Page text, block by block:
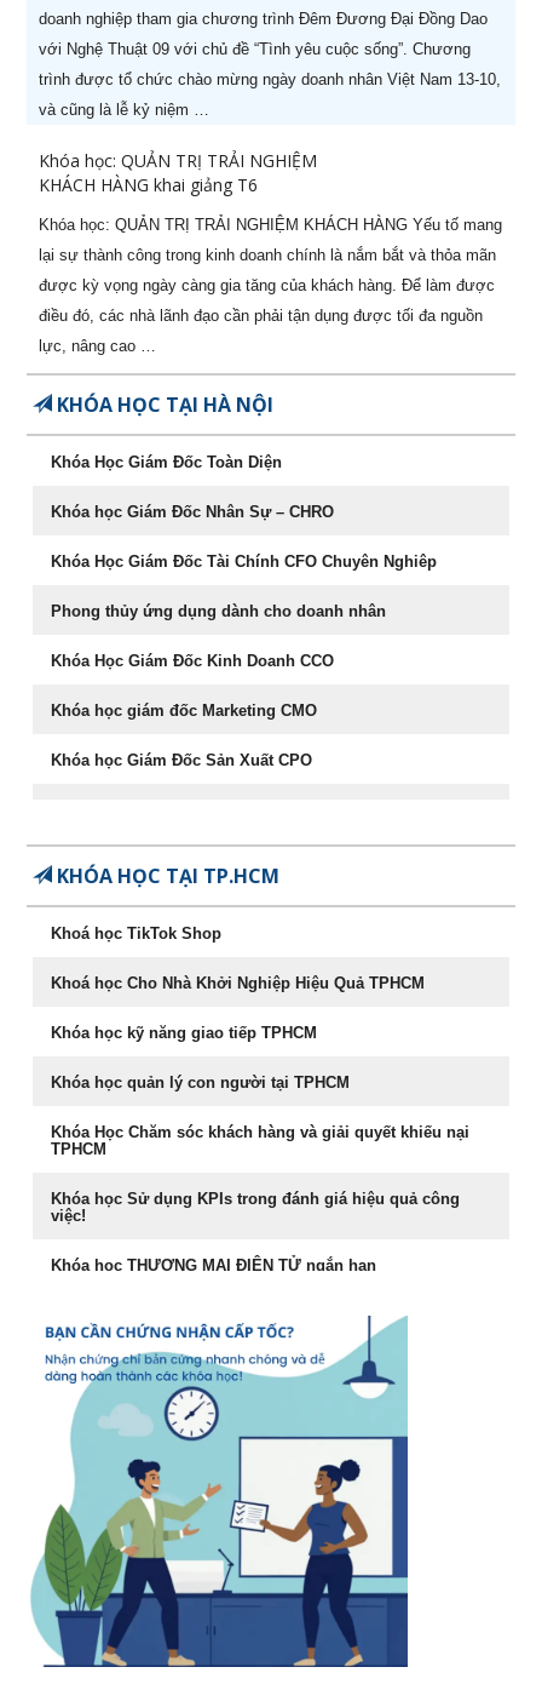
doanh nghiệp tham gia chương trình Đêm Đương Đại Đồng Dao
với Nghệ Thuật 09 với chủ đề “Tình yêu cuộc sống”. Chương
trình được tổ chức chào mừng ngày doanh nhân Việt Nam 13-10,
và cũng là lễ kỷ niệm …
Khóa học: QUẢN TRỊ TRẢI NGHIỆM
KHÁCH HÀNG khai giảng T6
Khóa học: QUẢN TRỊ TRẢI NGHIỆM KHÁCH HÀNG Yếu tố mang
lại sự thành công trong kinh doanh chính là nắm bắt và thỏa mãn
được kỳ vọng ngày càng gia tăng của khách hàng. Để làm được
điều đó, các nhà lãnh đạo cần phải tận dụng được tối đa nguồn
lực, nâng cao …
KHÓA HỌC TẠI HÀ NỘI
Khóa Học Giám Đốc Toàn Diện
Khóa học Giám Đốc Nhân Sự – CHRO
Khóa Học Giám Đốc Tài Chính CFO Chuyên Nghiêp
Phong thủy ứng dụng dành cho doanh nhân
Khóa Học Giám Đốc Kinh Doanh CCO
Khóa học giám đốc Marketing CMO
Khóa học Giám Đốc Sản Xuất CPO
Chuyên Khảo Chiến Lược Dẫn Đầu Trong Kinh Doanh
Chuyên Khảo Dụng Nhân Như Dụng Mộc
dương
Khóa học Marketing Digital
khoá học Kỹ Năng Phỏng Vấn Tuyển Dụng
Rèn Luyện Văn Phong Của CEO
Đào tạo Marketing Online Cấp Tốc
Khóa học phong thủy ứng dụng dành cho doanh nhân
khóa học Livestream bán hàng đỉnh cao
Chiến lược dẫn đầu và hệ vận hành 7S
Khóa học Quản Đốc Sản Xuất
Khóa học đào tạo giảng viên nội bộ
Khóa học Trưởng Phòng Kinh Doanh Chuyên Nghiệp
Khóa học nâng cao năng lực Quản Trị cho Quản Lý Cấp
Trung
KHÓA HỌC TẠI TP.HCM
Khoá học TikTok Shop
Khoá học Cho Nhà Khởi Nghiệp Hiệu Quả TPHCM
Khóa học kỹ năng giao tiếp TPHCM
Khóa học quản lý con người tại TPHCM
Khóa Học Chăm sóc khách hàng và giải quyết khiếu nại
TPHCM
Khóa học Sử dụng KPIs trong đánh giá hiệu quả công
việc!
Khóa học THƯƠNG MẠI ĐIỆN TỬ ngắn hạn
Cách đăng bán hàng trên Facebook hiệu quả
Khóa học livestream bán hàng chuyên nghiệp
Khóa học giám đốc kênh phân phối tại TPHCM
Khóa học giám đốc chuỗi bán Lẻ tại TPHCM
Khóa Học Marketing Digital Tại HCM
Khóa Học Đào tạo Marketing Online Cấp Tốc tại HCM
CEO & chiến lược tái cơ cấu doanh nghiệp sau khủng
hoảng tại Hồ Chí Minh
STT Tên khóa học
1
Khoá học Nâng cao năng lực
quản lý cấp Trung (-50%)
2
Khoá học CEO Giám Đốc Điều
Hành chuyên nghiệp (-60%)
05/08/2026
3
Khoá học CCO – Giám đốc Kinh
doanh chuyên nghiệp (-60%)
chính chuyên nghiệp
5
Kỹ năng Thuyết trình chuyên
chuyên nghiệp (-50%)
7
Khoá học Nghệ thuật thương
hiệu quả (-50%)
Giám Đốc Điều Hành chuyên
nghiệp (-50% còn 5.400.000đ)
10
[ZOOM ONLINE] Khoá học
Lý Cấp Trung (-50% còn
087.947.3579